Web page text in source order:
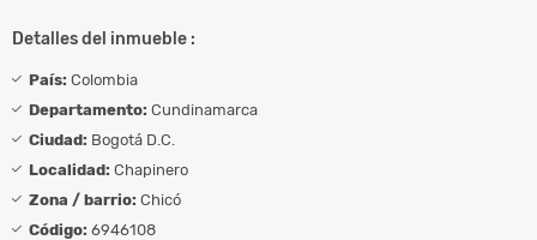
Detalles del inmueble :
País: Colombia
Departamento: Cundinamarca
Ciudad: Bogotá D.C.
Localidad: Chapinero
Zona / barrio: Chicó
Código: 6946108